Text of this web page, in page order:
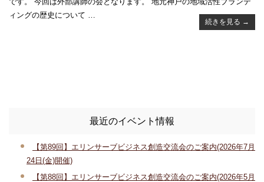
ィングの歴史について …
続きを見る →
最近のイベント情報
【第89回】エリンサーブビジネス創造交流会のご案内(2026年7月
24日(金)開催)
【第88回】エリンサーブビジネス創造交流会のご案内(2026年5月